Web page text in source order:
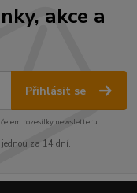
akce a
Přihlásit se
rozesílky newsletteru.
za 14 dní.